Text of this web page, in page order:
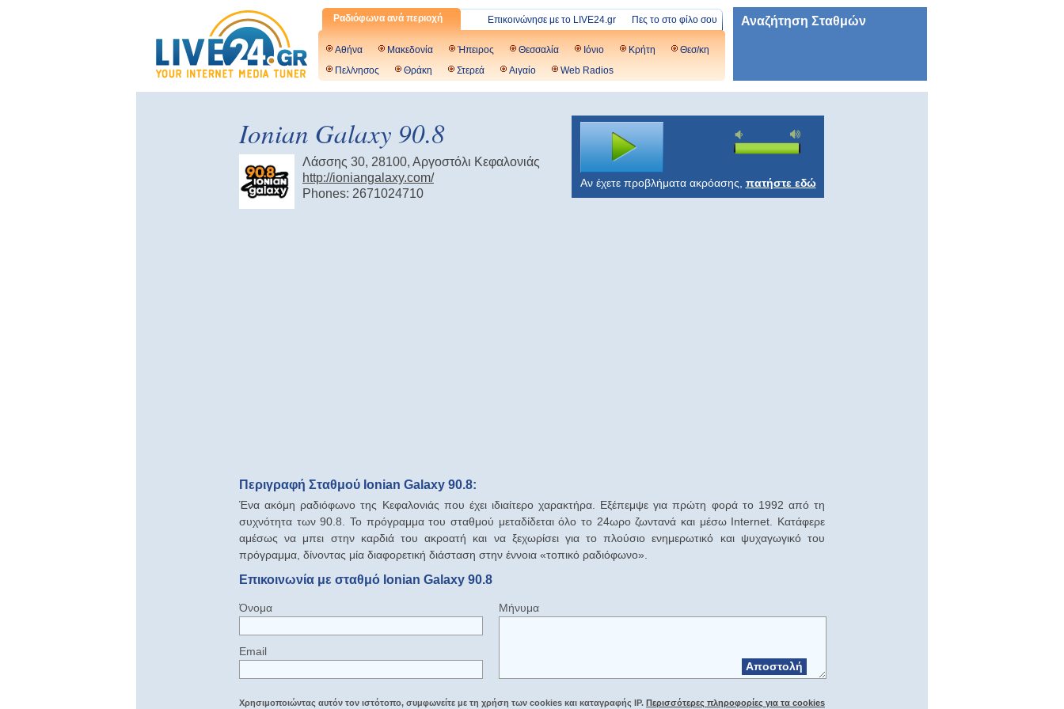
Ραδιόφωνα ανά περιοχή Πες το στο φίλο σου
Επικοινώνησε με το LIVE24.gr
Αθήνα Μακεδονία Ήπειρος Θεσσαλία Ιόνιο Κρήτη
Θεσ/κη
Πελ/νησος
Θράκη Στερεά Αιγαίο Web Radios
Αναζήτηση Σταθμών
Ionian Galaxy 90.8
Λάσσης 30, 28100, Αργοστόλι Κεφαλονιάς
http://ioniangalaxy.com/
Phones: 2671024710
Αν έχετε προβλήματα ακρόασης, πατήστε εδώ
Περιγραφή Σταθμού Ionian Galaxy 90.8:
Ένα ακόμη ραδιόφωνο της Κεφαλονιάς που έχει ιδιαίτερο χαρακτήρα. Εξέπεμψε για πρώτη φορά το 1992 από τη
συχνότητα των 90.8. Το πρόγραμμα του σταθμού μεταδίδεται όλο το 24ωρο ζωντανά και μέσω Internet. Κατάφερε
αμέσως να μπει στην καρδιά του ακροατή και να ξεχωρίσει για το πλούσιο ενημερωτικό και ψυχαγωγικό του
πρόγραμμα, δίνοντας μία διαφορετική διάσταση στην έννοια «τοπικό ραδιόφωνο».
Επικοινωνία με σταθμό Ionian Galaxy 90.8
Όνομα
Email
Μήνυμα
Αποστολή
Χρησιμοποιώντας αυτόν τον ιστότοπο, συμφωνείτε με τη χρήση των cookies και καταγραφής IP. Περισσότερες πληροφορίες για τα cookies